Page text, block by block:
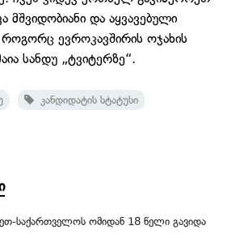
მშვიდობიანი და აყვავებული
როგორც ევროკავშირის ოჯახის
სანდუ „ტვიტერზე“.
კანდიდატის სტატუსი
საქართველოს ომიდან 18 წელი გავიდა